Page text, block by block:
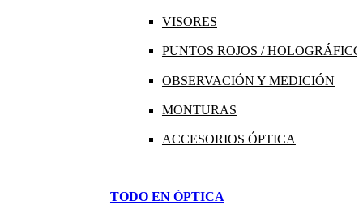
VISORES
PUNTOS ROJOS /
OBSERVACIÓN Y MEDICIÓN
MONTURAS
ACCESORIOS ÓPTICA
TODO EN ÓPTICA